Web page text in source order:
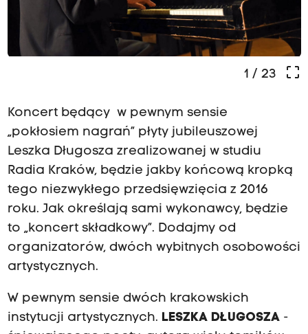
crop_free
1 / 23
Koncert będący w pewnym sensie
„pokłosiem nagrań” płyty jubileuszowej
Leszka Długosza zrealizowanej w studiu
Radia Kraków, będzie jakby końcową kropką
tego niezwykłego przedsięwzięcia z 2016
roku. Jak określają sami wykonawcy, będzie
to „koncert składkowy”. Dodajmy od
organizatorów, dwóch wybitnych osobowości
artystycznych.
W pewnym sensie dwóch krakowskich
instytucji artystycznych. LESZKA DŁUGOSZA-